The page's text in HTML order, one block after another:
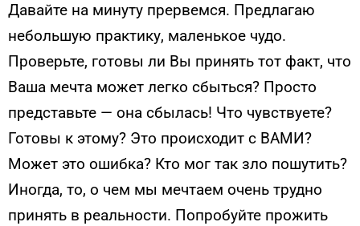
Давайте на минуту прервемся. Предлагаю
небольшую практику, маленькое чудо.
Проверьте, готовы ли Вы принять тот факт, что
Ваша мечта может легко сбыться? Просто
представьте — она сбылась! Что чувствуете?
Готовы к этому? Это происходит с ВАМИ?
Может это ошибка? Кто мог так зло пошутить?
Иногда, то, о чем мы мечтаем очень трудно
принять в реальности. Попробуйте прожить